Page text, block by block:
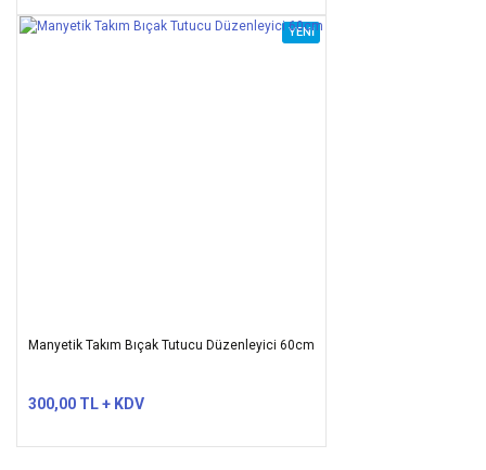
YENİ
Manyetik Takım Bıçak Tutucu Düzenleyici 60cm
300,00 TL + KDV